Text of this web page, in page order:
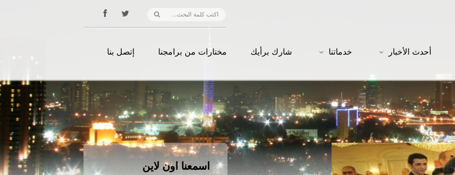
أحدث الأخبار خدماتنا شارك برأيك مختارات من برامجنا إتصل بنا
اسمعنا اون لاين